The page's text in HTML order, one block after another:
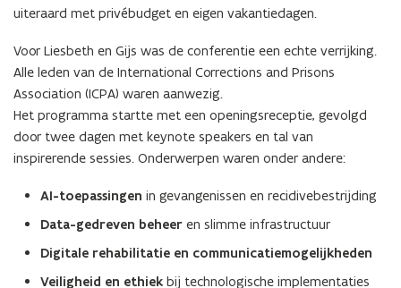
uiteraard met privébudget en eigen vakantiedagen.
Voor Liesbeth en Gijs was de conferentie een echte verrijking.
Alle leden van de International Corrections and Prisons
Association (ICPA) waren aanwezig.
Het programma startte met een openingsreceptie, gevolgd
door twee dagen met keynote speakers en tal van
inspirerende sessies. Onderwerpen waren onder andere:
AI-toepassingen in gevangenissen en recidivebestrijding
Data-gedreven beheer en slimme infrastructuur
Digitale rehabilitatie en communicatiemogelijkheden
Veiligheid en ethiek bij technologische implementaties